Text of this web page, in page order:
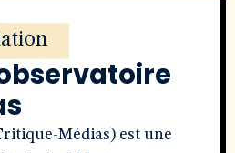
Médias) est une